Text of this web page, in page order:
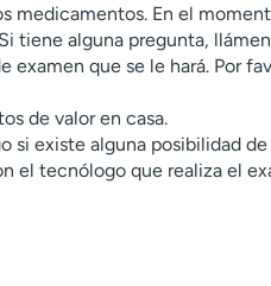
medicamentos. En el
tiene alguna pregunta,
examen que se le hará. Por
de valor en casa.
existe alguna posibilidad de
el tecnólogo que realiza el